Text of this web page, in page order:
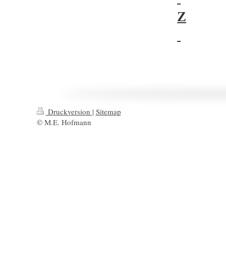
Z
Druckversion | Sitemap
© M.E. Hofmann